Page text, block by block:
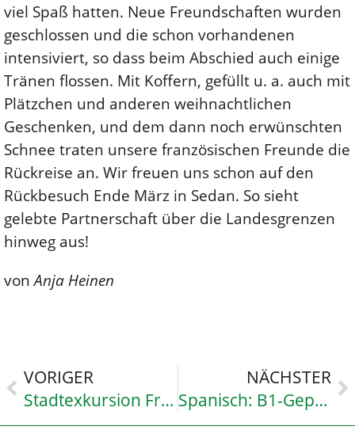
viel Spaß hatten. Neue Freundschaften wurden
geschlossen und die schon vorhandenen
intensiviert, so dass beim Abschied auch einige
Tränen flossen. Mit Koffern, gefüllt u. a. auch mit
Plätzchen und anderen weihnachtlichen
Geschenken, und dem dann noch erwünschten
Schnee traten unsere französischen Freunde die
Rückreise an. Wir freuen uns schon auf den
Rückbesuch Ende März in Sedan. So sieht
gelebte Partnerschaft über die Landesgrenzen
hinweg aus!
vonAnja Heinen
VORIGER
Stadtexkursion Frankfurt am Main – LK Geographie
NÄCHSTER
Spanisch: B1-Geprüft